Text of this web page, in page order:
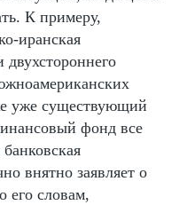
К примеру,
иранская
двухстороннего
уже существующий
фонд все
внятно заявляет о
его словам,